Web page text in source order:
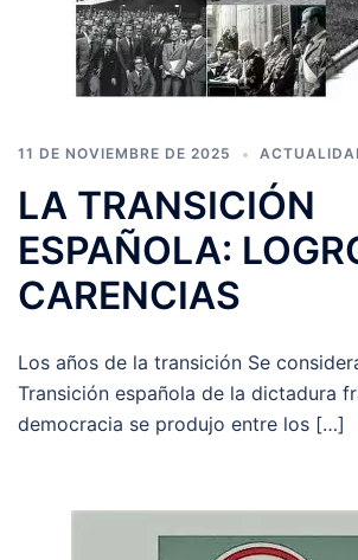
11 DE NOVIEMBRE DE 2025
LA TRANSICIÓN
ESPAÑOLA:
CARENCIAS
Los años de la transición Se
Transición española de la dictadura
democracia se produjo entre los […]